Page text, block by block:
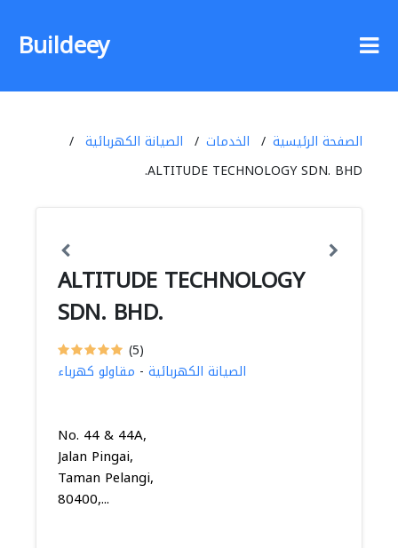
Buildeey
الصفحة الرئيسية الخدمات
الصيانة الكهربائية
ALTITUDE TECHNOLOGY SDN. BHD.
ALTITUDE TECHNOLOGY
SDN. BHD.
(5)
الصيانة الكهربائية - مقاولو كهرباء
No. 44 & 44A,
Jalan Pingai,
Taman Pelangi,
80400,...